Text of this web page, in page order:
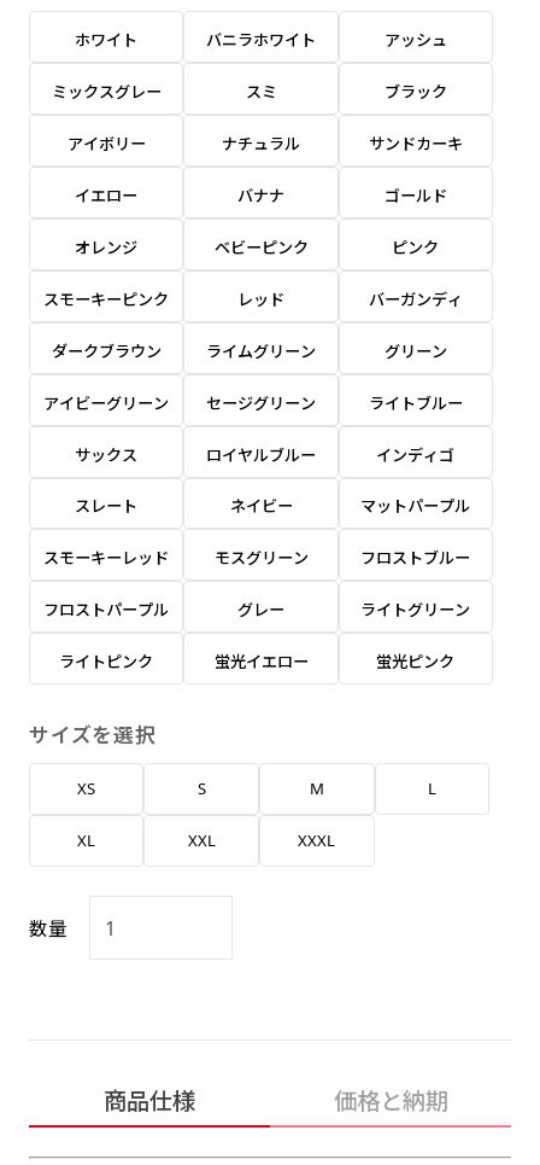
ホワイト バニラホワイト アッシュ
ミックスグレー スミ ブラック
アイボリー ナチュラル サンドカーキ
イエロー バナナ ゴールド
オレンジ ベビーピンク ピンク
スモーキーピンク レッド バーガンディ
ダークブラウン ライムグリーン グリーン
アイビーグリーン セージグリーン ライトブルー
サックス ロイヤルブルー インディゴ
スレート ネイビー マットパープル
スモーキーレッド モスグリーン フロストブルー
フロストパープル グレー ライトグリーン
ライトピンク 蛍光イエロー 蛍光ピンク
サイズを選択
XS S M L
XL XXL XXXL
数量
商品仕様 価格と納期
入稿（AI／PSD）（要画像確認）［ +298円
］
弊社よりJPG画像をお送りします。ご確認のお
返事を頂いたあとに製作開始いたします。
デザイン依頼［ +3,998円 ］
イルまたは、文章でお知らせください。
文字だけのぼり［ +1,298円 ］
ご購入時の案内に沿って、文字をご指定くだ
さい。
文字だけのぼり（要画像確認）［ +1,598円
弊社よりJPG画像をお送りします。ご確認のお
返事を頂いたあとに製作開始いたします。
名入れ［+999円］
文字のみの名入れが可能です。
名入れ（要画像確認）［+1,298円］
弊社よりJPG画像をお送りします。ご確認のお
返事を頂いたあとに製作開始いたします。
ロゴ有り名入れ［ +1,498円］
ご購入時の案内にそって、デザイン画のファ
イルまたは、文章でお知らせください。
ロゴ有り名入れ（要画像確認）［ +1,798
円］
弊社よりJPG画像をお送りします。ご確認のお
返事を頂いたあとに製作開始いたします。
デザインの色や文字等が変更いただけます。
スリム(45x180)
飾る場所に対して、標準サイズでは大きすぎると
感じる場合や、立てる本数を増やしたい場合はこ
ちらです。
幅が15cm 狭くなっておりスリムな印象を受けま
す。
コンパクト(45x150)
あまり一般的でないサイズですが最近、注文が増
コンビニさんなどで多いです。 お店の外観の邪魔
になりづらく、狭い範囲で沢山飾れます。
魔になりにくいのがポイントです。ハーフ用のポ
ールが必要です。
台座タイプ・吸盤タイプ・クリップタイプがござ
います。レジカウンターや商品棚にぴったりで
スリム(180x45)
飾る場所に対して、標準サイズでは大きすぎると
感じる場合や、立てる本数を増やしたい場合はこ
ちらです。
幅が15cm 狭くなっておりスリムな印象を受けま
す。
コンパクト(150x45)
あまり一般的でないサイズですが最近、注文が増
コンビニさんなどで多いです。 お店の外観の邪魔
になりづらく、狭い範囲で沢山飾れます。
店内用です。お客さんの歩行や陳列した商品の邪
魔になりにくいのがポイントです。ハーフ用のポ
ールが必要です。
台座タイプ・吸盤タイプ・クリップタイプがござ
います。レジカウンターや商品棚にぴったりで
上左チチと
上右チチと
左棒袋縫い
右棒袋縫い
（上と右）
上棒袋縫い
（上のみ）
上下棒袋縫い
（上と下）
タペストリー
加工
※パイプ紐付き
その他
※備考欄に要望をお書きください
Aバナー用チチ
（上2下2）
ハトメ上4つ
（+1営業日）
ハトメ上下4つ
（+1営業日）
上棒袋縫い
（上のみ）
（上のみ） その他
※備考欄に要望をお書きください
1本（2分割）の場合だと
文字の間にスリットが入ります